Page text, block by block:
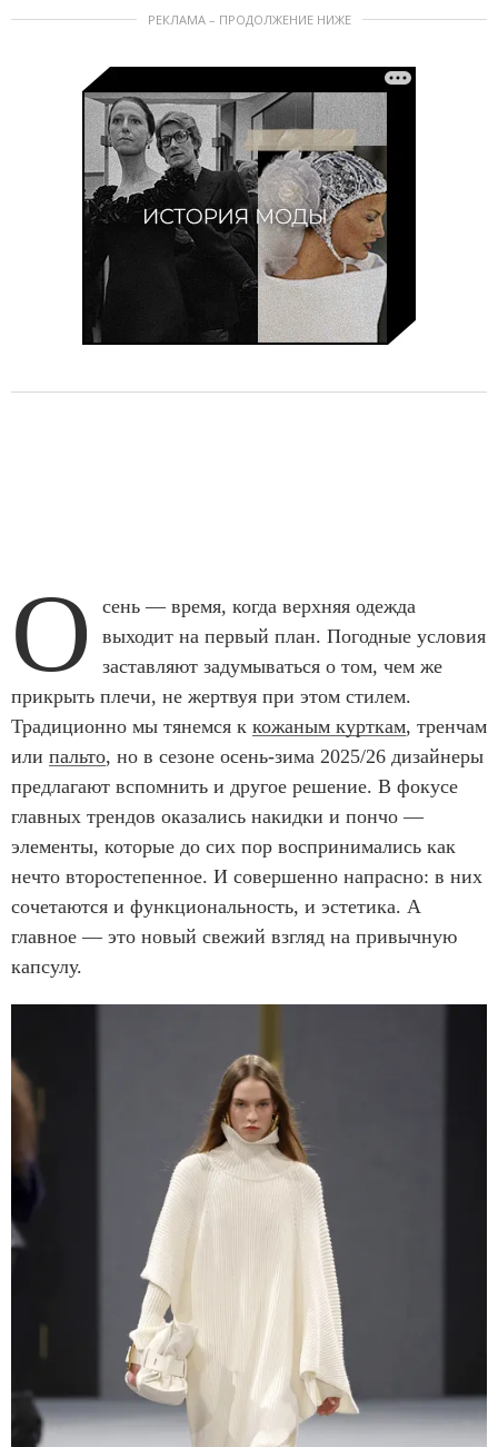
РЕКЛАМА – ПРОДОЛЖЕНИЕ НИЖЕ
О
сень — время, когда верхняя одежда
выходит на первый план. Погодные условия
заставляют задумываться о том, чем же
прикрыть плечи, не жертвуя при этом стилем.
Традиционно мы тянемся к кожаным курткам, тренчам
или пальто, но в сезоне осень-зима 2025/26 дизайнеры
предлагают вспомнить и другое решение. В фокусе
главных трендов оказались накидки и пончо —
элементы, которые до сих пор воспринимались как
нечто второстепенное. И совершенно напрасно: в них
сочетаются и функциональность, и эстетика. А
главное — это новый свежий взгляд на привычную
капсулу.